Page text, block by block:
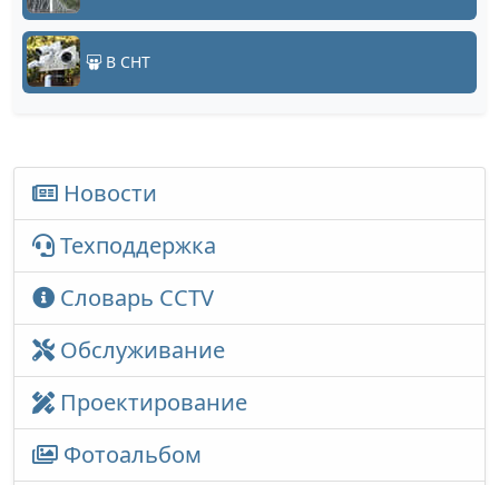
В СНТ
Новости
Техподдержка
Словарь CCTV
Обслуживание
Проектирование
Фотоальбом